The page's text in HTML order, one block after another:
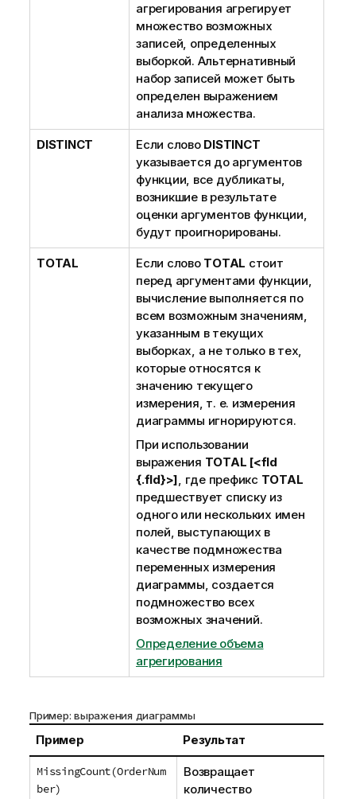
агрегирования агрегирует
множество возможных
записей, определенных
выборкой. Альтернативный
набор записей может быть
определен выражением
анализа множества.
DISTINCT Если слово DISTINCT
указывается до аргументов
функции, все дубликаты,
возникшие в результате
оценки аргументов функции,
будут проигнорированы.
TOTAL Если слово TOTAL стоит
перед аргументами функции,
вычисление выполняется по
всем возможным значениям,
указанным в текущих
выборках, а не только в тех,
которые относятся к
значению текущего
измерения, т. е. измерения
диаграммы игнорируются.
При использовании
выражения TOTAL [<fld
{.fld}>], где префикс TOTAL
предшествует списку из
одного или нескольких имен
полей, выступающих в
качестве подмножества
переменных измерения
диаграммы, создается
подмножество всех
возможных значений.
Определение объема
агрегирования
Пример: выражения диаграммы
Пример Результат
MissingCount(OrderNum
ber)
Возвращает
количество